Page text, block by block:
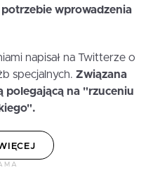
wprowadzenia
napisał na Twitterze o
specjalnych. Związana
polegającą na "rzuceniu